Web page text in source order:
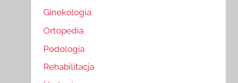
Ginekologia
Ortopedia
Podologia
Rehabilitacja